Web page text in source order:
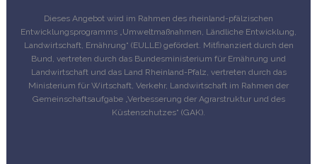
Dieses Angebot wird im Rahmen des rheinland-pfälzischen
Entwicklungsprogramms „Umweltmaßnahmen, Ländliche Entwicklung,
Landwirtschaft, Ernährung“ (EULLE) gefördert. Mitfinanziert durch den
Bund, vertreten durch das Bundesministerium für Ernährung und
Landwirtschaft und das Land Rheinland-Pfalz, vertreten durch das
Ministerium für Wirtschaft, Verkehr, Landwirtschaft im Rahmen der
Gemeinschaftsaufgabe „Verbesserung der Agrarstruktur und des
Küstenschutzes“ (GAK).